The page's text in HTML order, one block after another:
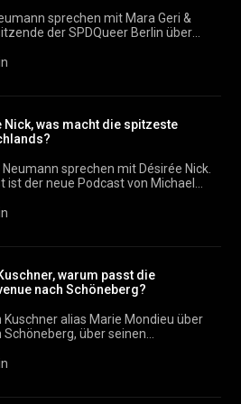
Rückmeldung, Fragen,
schöneberg.de
Social Media
podcast (https://xn--
Sudbrak
sprechen mit Mara Geri &
der SPDQueer Berlin über
Social Media
podcast (https://xn--
Sudbrak
Nick, was macht die spitzeste
sprechen mit Désirée Nick.
ist der neue Podcast von Michael
Themenvorschläge?
warum passt die
nach Schöneberg?
alias Marie Mondieu über
über seinen